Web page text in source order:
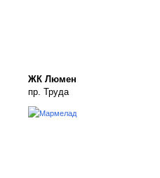
ЖК Люмен
пр. Труда